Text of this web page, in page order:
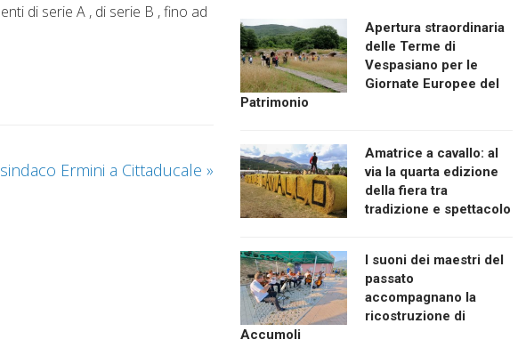
di serie A , di serie B , fino ad
Ermini a Cittaducale »
Apertura straordinaria
delle Terme di
Vespasiano per le
Giornate Europee del
Patrimonio
Amatrice a cavallo: al
via la quarta edizione
della fiera tra
tradizione e spettacolo
I suoni dei maestri del
passato
accompagnano la
ricostruzione di
Accumoli